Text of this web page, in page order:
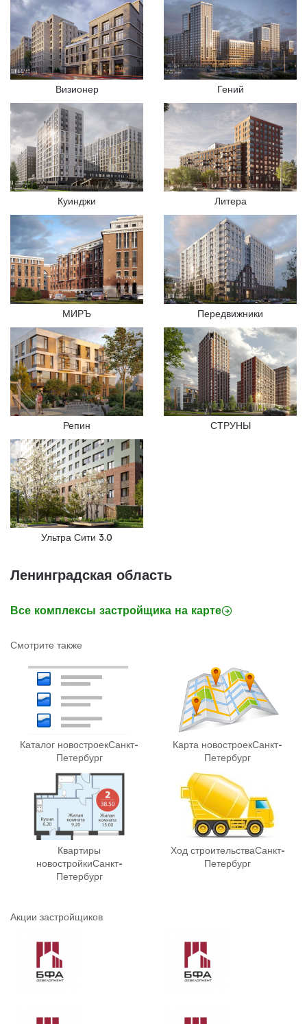
Визионер Гений
Куинджи Литера
МИРЪ Передвижники
Репин СТРУНЫ
Ультра Сити 3.0
Ленинградская область
Все комплексы застройщика на карте
Смотрите также
Каталог новостроекСанкт-
Петербург
Карта новостроекСанкт-
Петербург
Квартиры
новостройкиСанкт-
Петербург
Ход строительстваСанкт-
Петербург
Акции застройщиков